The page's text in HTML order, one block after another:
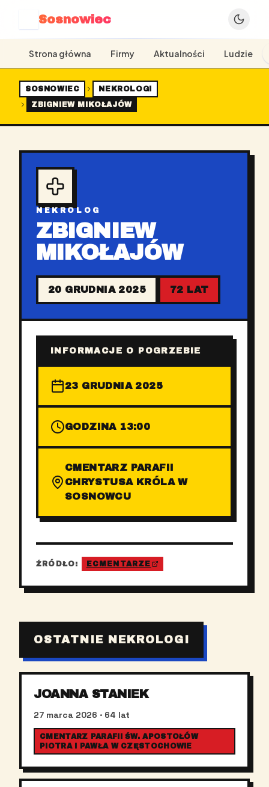
Sosnowiec
Strona główna Firmy Aktualności Ludzie
SOSNOWIEC
NEKROLOGI
ZBIGNIEW MIKOŁAJÓW
NEKROLOG
ZBIGNIEW
MIKOŁAJÓW
20 GRUDNIA 2025 72 LAT
INFORMACJE O POGRZEBIE
23 GRUDNIA 2025
GODZINA 13:00
CMENTARZ PARAFII
CHRYSTUSA KRÓLA W
SOSNOWCU
ŹRÓDŁO: ECMENTARZE
OSTATNIE NEKROLOGI
JOANNA STANIEK
27 marca 2026 · 64 lat
CMENTARZ PARAFII ŚW. APOSTOŁÓW
PIOTRA I PAWŁA W CZĘSTOCHOWIE